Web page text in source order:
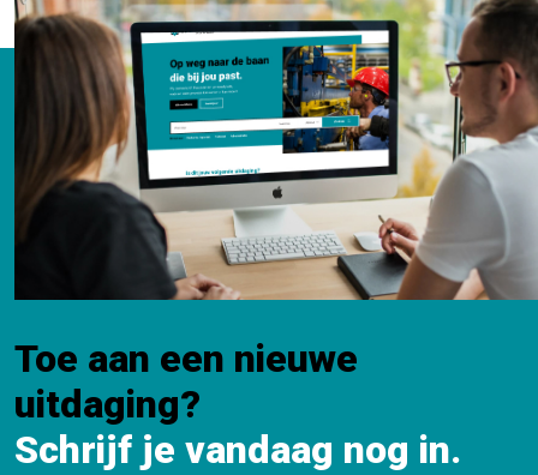
Toe aan een nieuwe
uitdaging?
Schrijf je vandaag nog in.